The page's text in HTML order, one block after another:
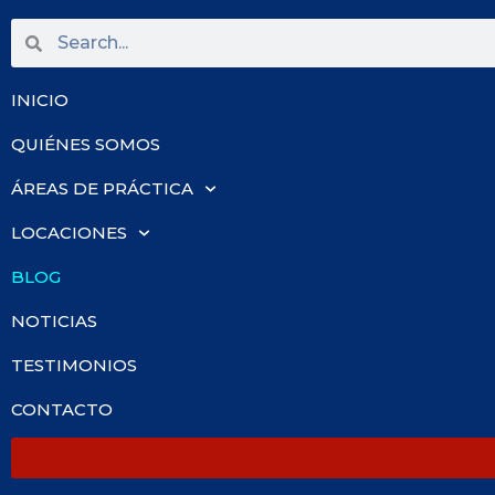
INICIO
QUIÉNES SOMOS
ÁREAS DE PRÁCTICA
LOCACIONES
BLOG
NOTICIAS
TESTIMONIOS
CONTACTO